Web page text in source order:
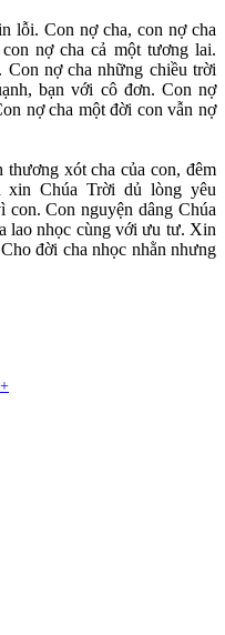
lỗi. Con nợ cha, con nợ cha
nợ cha cả một tương lai.
nợ cha những chiều trời
bạn với cô đơn. Con nợ
nợ cha một đời con vẫn nợ
xót cha của con, đêm
xin Chúa Trời dủ lòng yêu
Con nguyện dâng Chúa
lao nhọc cùng với ưu tư. Xin
đời cha nhọc nhằn nhưng
+